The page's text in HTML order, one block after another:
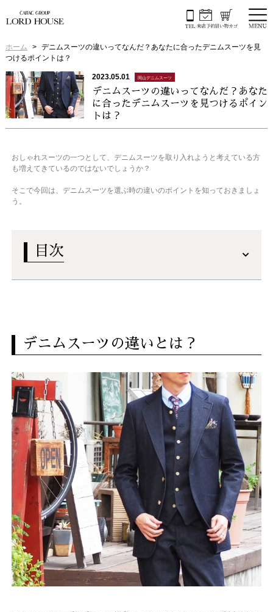
ホーム
デニムスーツの違いってなんだ？あなたに合ったデニムスーツを見
つけるポイントは？
2023.05.01 岡山デニムスーツ
デニムスーツの違いってなんだ？あなた
に合ったデニムスーツを見つけるポイン
トは？
おしゃれスーツの一つとして、デニムスーツを取り入れようと考えている方
も増えてきているのではないでしょうか？
そこで今回は、デニムスーツを選ぶ時の違いのポイントを知っておきましょ
う。
目次
デニムスーツの違いとは？